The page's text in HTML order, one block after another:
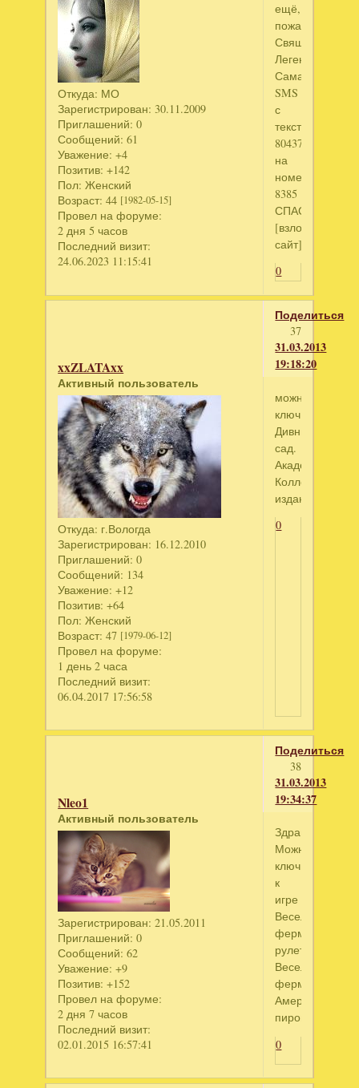
Откуда: МО
Зарегистрирован: 30.11.2009
Приглашений: 0
Сообщений: 61
Уважение: +4
Позитив: +142
Пол: Женский
Возраст: 44 [1982-05-15]
Провел на форуме:
2 дня 5 часов
Последний визит:
24.06.2023 11:15:41
ещё,
пожалуйста:
Священные
Легенды
Самайн
SMS
с
текстом
804375454
на
номер
8385
СПАСИБО)
[взломанный
сайт]
0
Поделиться
37
31.03.2013
19:18:20
xxZLATAxx
Активный пользователь
Откуда: г.Вологда
Зарегистрирован: 16.12.2010
Приглашений: 0
Сообщений: 134
Уважение: +12
Позитив: +64
Пол: Женский
Возраст: 47 [1979-06-12]
Провел на форуме:
1 день 2 часа
Последний визит:
06.04.2017 17:56:58
можно
ключ
Дивный
сад.
Академия.
Коллекционное
издание
0
Поделиться
38
31.03.2013
19:34:37
Nleo1
Активный пользователь
Зарегистрирован: 21.05.2011
Приглашений: 0
Сообщений: 62
Уважение: +9
Позитив: +152
Провел на форуме:
2 дня 7 часов
Последний визит:
02.01.2015 16:57:41
Здравствуйте!
Можно
ключик
к
игре
Веселая
ферма.Русская
рулетка
Веселая
ферма3
Американский
пирог
0